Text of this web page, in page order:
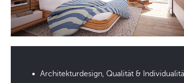
Architekturdesign, Qualität &